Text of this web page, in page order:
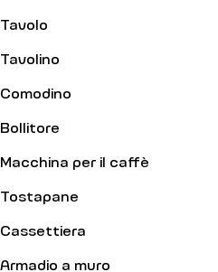
Tavolo
Tavolino
Comodino
Bollitore
Macchina per il caffè
Tostapane
Cassettiera
Armadio a muro